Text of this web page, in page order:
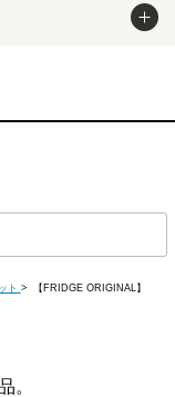
ト > 【FRIDGE ORIGINAL】
。